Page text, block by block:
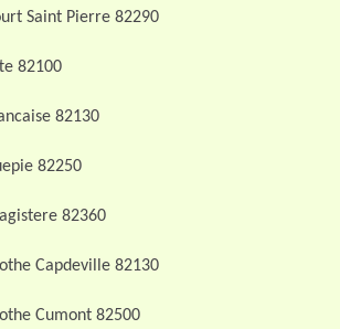
Saint Pierre 82290
82100
82130
82250
82360
Capdeville 82130
Cumont 82500